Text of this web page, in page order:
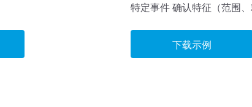
特定事件 确认特征（范围、
下载示例